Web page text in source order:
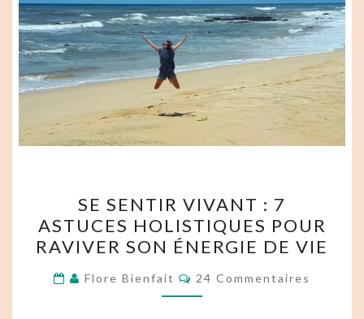
SENTIR
VIVANT :
7
ASTUCES
HOLISTIQUES
SE SENTIR VIVANT : 7
ASTUCES HOLISTIQUES POUR
RAVIVER SON ÉNERGIE DE VIE
Flore Bienfait Commentaires
24 Commentaires